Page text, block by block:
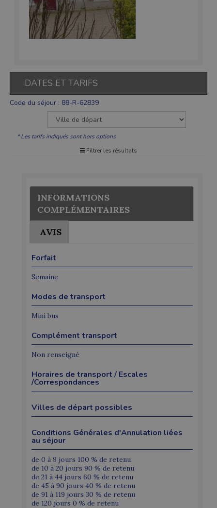
DATES ET TARIFS
Code du séjour : 88-R-62839
* Les tarifs indiqués sont hors options
Filtrer les résultats
INFORMATIONS
COMPLÉMENTAIRES
AVIS
Forfait
Semaine
Modes de transport
Mini bus
Complément transport
Non renseigné
Horaires de transport / Escales
/Correspondances
Villes de départ possibles
Conditions Générales d'Annulation liées
au séjour
de 0 à 9 jours 100 % de retenu
de 10 à 20 jours 90 % de retenu
de 21 à 44 jours 60 % de retenu
de 45 à 90 jours 40 % de retenu
de 91 à 119 jours 30 % de retenu
de 120 jours 0 % de retenu